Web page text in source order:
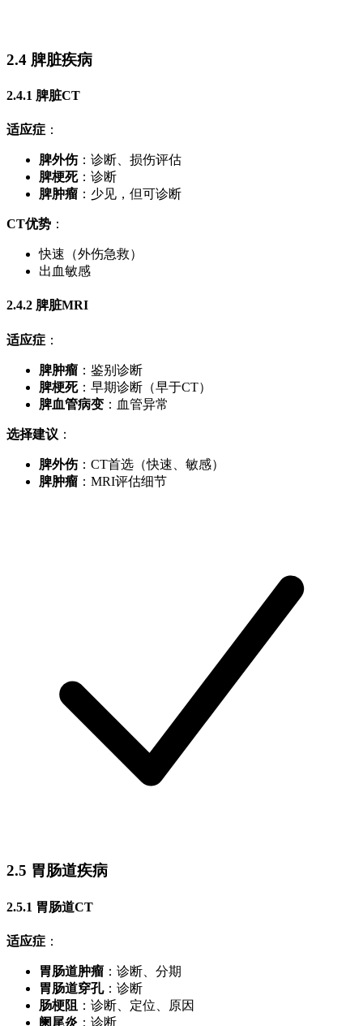
2.4 脾脏疾病
2.4.1 脾脏CT
适应症 ：
脾外伤：诊断、损伤评估
脾梗死：诊断
脾肿瘤 ：少见，但可诊断
CT优势 ：
快速（外伤急救）
出血敏感
2.4.2 脾脏MRI
适应症 ：
脾肿瘤 ：鉴别诊断
脾梗死：早期诊断（早于CT）
脾血管病变 ：血管异常
选择建议 ：
脾外伤：CT首选（快速、敏感）
脾肿瘤 ：MRI评估细节
2.5 胃肠道疾病
2.5.1 胃肠道CT
适应症 ：
胃肠道肿瘤 ：诊断、分期
胃肠道穿孔：诊断
肠梗阻 ：诊断、定位、原因
阑尾炎 ：诊断